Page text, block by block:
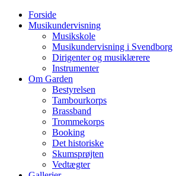
Forside
Musikundervisning
Musikskole
Musikundervisning i Svendborg
Dirigenter og musiklærere
Instrumenter
Om Garden
Bestyrelsen
Tambourkorps
Brassband
Trommekorps
Booking
Det historiske
Skumsprøjten
Vedtægter